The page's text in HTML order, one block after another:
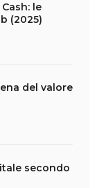
le
(2025)
del valore
secondo